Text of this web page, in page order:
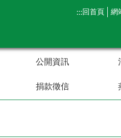
:::回首頁 網
公開資訊
捐款徵信